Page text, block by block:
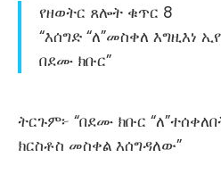
የዘወትር ጸሎት ቁጥር 8
“እሰግድ “ለ”መስቀለ እግዚእነ
በደሙ ክቡር”
ትርጉም፦ “በደሙ ክቡር
ክርስቶስ መስቀል እሰግዳለው”